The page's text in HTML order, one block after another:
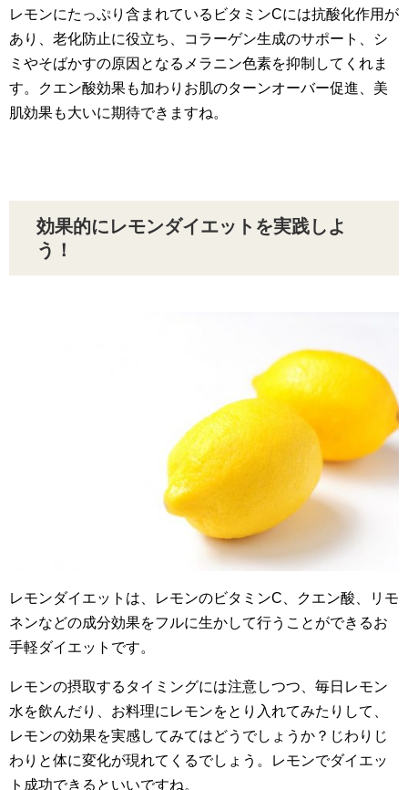
レモンにたっぷり含まれているビタミンCには抗酸化作用が
あり、老化防止に役立ち、コラーゲン生成のサポート、シ
ミやそばかすの原因となるメラニン色素を抑制してくれま
す。クエン酸効果も加わりお肌のターンオーバー促進、美
肌効果も大いに期待できますね。
効果的にレモンダイエットを実践しよ
う！
レモンダイエットは、レモンのビタミンC、クエン酸、リモ
ネンなどの成分効果をフルに生かして行うことができるお
手軽ダイエットです。
レモンの摂取するタイミングには注意しつつ、毎日レモン
水を飲んだり、お料理にレモンをとり入れてみたりして、
レモンの効果を実感してみてはどうでしょうか？じわりじ
わりと体に変化が現れてくるでしょう。レモンでダイエッ
ト成功できるといいですね。